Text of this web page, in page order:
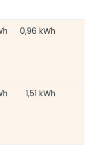
0,96 kWh
1,51 kWh